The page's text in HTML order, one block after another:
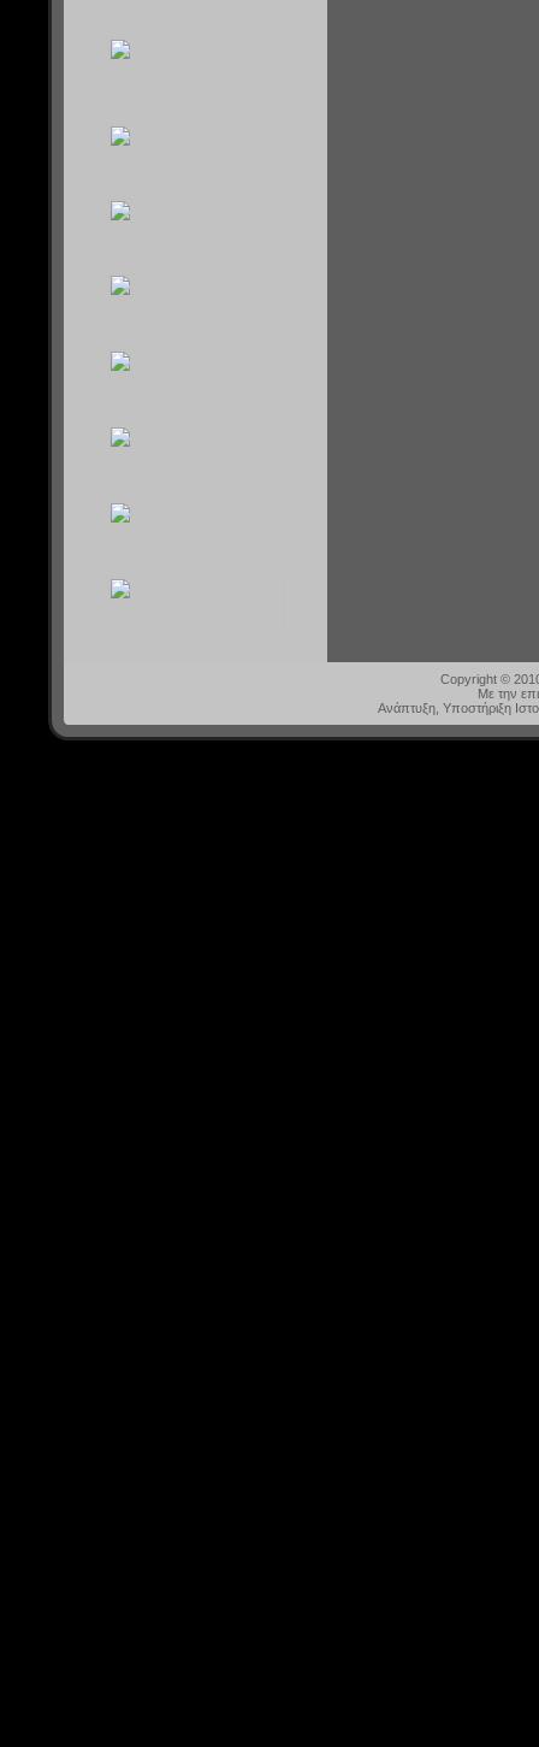
Copyright ©
Με την
Ανάπτυξη, Υποστήριξη